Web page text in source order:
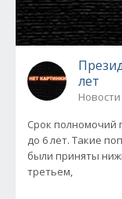
лет
Новости
Срок полномочий
до 6 лет. Такие
были приняты
третьем,